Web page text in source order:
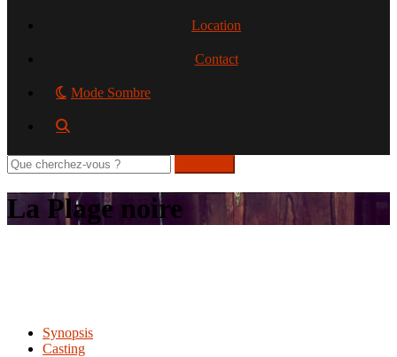
Location
Contact
Mode Sombre
Rechercher
sur
le
site
La Plage noire
Synopsis
Casting